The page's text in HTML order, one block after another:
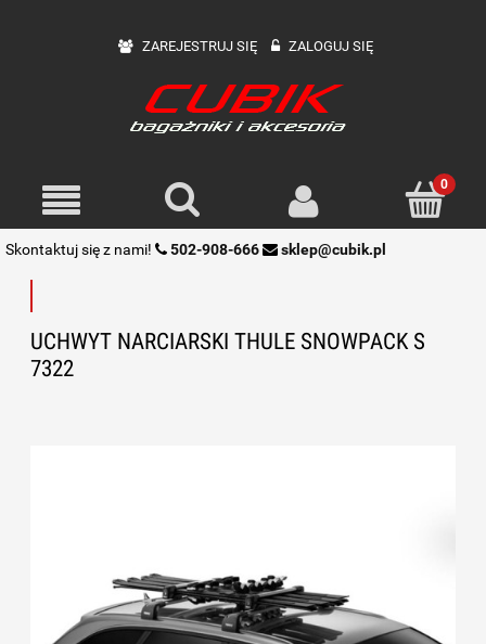
ZAREJESTRUJ SIĘ ZALOGUJ SIĘ
Skontaktuj się z nami! 502-908-666 sklep@cubik.pl
UCHWYT NARCIARSKI THULE SNOWPACK S
7322